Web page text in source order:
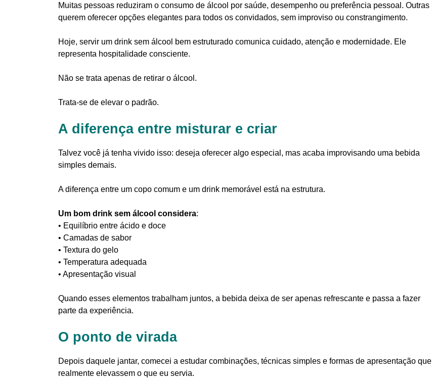
Muitas pessoas reduziram o consumo de álcool por saúde, desempenho ou preferência pessoal. Outras
querem oferecer opções elegantes para todos os convidados, sem improviso ou constrangimento.
Hoje, servir um drink sem álcool bem estruturado comunica cuidado, atenção e modernidade. Ele
representa hospitalidade consciente.
Não se trata apenas de retirar o álcool.
Trata-se de elevar o padrão.
A diferença entre misturar e criar
Talvez você já tenha vivido isso: deseja oferecer algo especial, mas acaba improvisando uma bebida
simples demais.
A diferença entre um copo comum e um drink memorável está na estrutura.
Um bom drink sem álcool considera:
• Equilíbrio entre ácido e doce
• Camadas de sabor
• Textura do gelo
• Temperatura adequada
• Apresentação visual
Quando esses elementos trabalham juntos, a bebida deixa de ser apenas refrescante e passa a fazer
parte da experiência.
O ponto de virada
Depois daquele jantar, comecei a estudar combinações, técnicas simples e formas de apresentação que
realmente elevassem o que eu servia.